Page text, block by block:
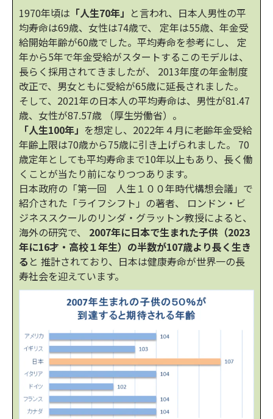
1970年頃は 「人生70年」 と言われ、日本人男性の平
均寿命は69歳、女性は74歳で、 定年は55歳、年金受
給開始年齢が60歳でした。平均寿命を参考にし、 定
年から5年で年金受給がスタートするこのモデルは、
長らく採用されてきましたが、 2013年度の年金制度
改正で、男女ともに受給が65歳に延長されました。
そして、2021年の日本人の平均寿命は、男性が81.47
歳、女性が87.57歳 （厚生労働省）。
「人生100年」 を想定し、2022年４月に老齢年金受給
年齢上限は70歳から75歳に引き上げられました。 70
歳定年としても平均寿命まで10年以上もあり、長く働
くことが当たり前になりつつあります。
日本政府の「第一回 人生１００年時代構想会議」で
紹介された「ライフシフト」の著者、 ロンドン・ビ
ジネススクールのリンダ・グラットン教授によると、
海外の研究で、
2007年に日本で生まれた子供（2023
年に16才・高校１年生）の半数が107歳より長く生き
る と 推計されており、日本は健康寿命が世界一の長
寿社会を迎えています。